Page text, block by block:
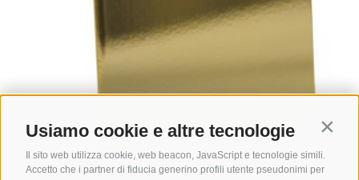
Usiamo cookie e altre tecnologie
Il sito web utilizza cookie, web beacon, JavaScript e tecnologie simili.
Accetto che i partner di fiducia generino profili utente pseudonimi per